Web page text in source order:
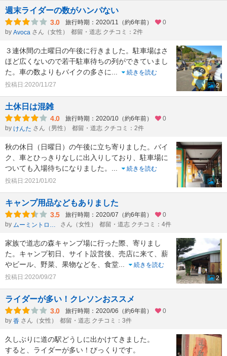
週末ライダーの数がハンパない
3.0 旅行時期：2020/11（約6年前）
0
by Avoca さん（女性） 都留・道志 クチコミ：2件
３連休間の土曜日の午後に行きました。駐車場はさ
ほど広くないので若干駐車待ちの列ができていまし
た。車の数よりもバイクの多さに...
続きを読む
投稿日:2020/11/27
2
土休日は混雑
4.0 旅行時期：2020/10（約6年前）
0
by けんた さん（男性） 都留・道志 クチコミ：2件
秋の休日（日曜日）の午後に立ち寄りました。バイ
ク、車とひっきりなしに出入りしており、駐車場に
ついても入場待ちになりました。 ...
続きを読む
投稿日:2021/01/02
1
キャンプ用品などもありました
3.5 旅行時期：2020/07（約6年前）
0
by
ムーミントロール さん（女性） 都留・道志 クチコミ：4件
家族で道志の森キャンプ場に行った際、寄りまし
た。キャンプ初日、サイト設営後、売店に来て、薪
やビール、野菜、果物などを、食堂...
続きを読む
投稿日:2020/09/27
2
ライダーが多い！クレソンおススメ
3.0 旅行時期：2020/06（約6年前）
0
by 香 さん（女性） 都留・道志 クチコミ：3件
久しぶりに道の駅どうしに出かけてきました。
すると、ライダーが多い！びっくりです。